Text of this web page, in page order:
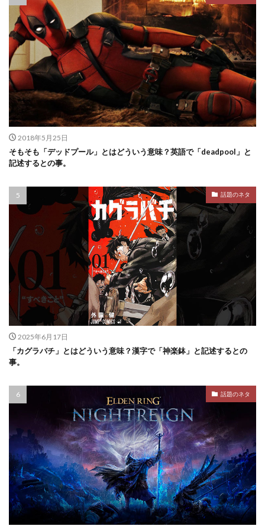
2018年5月25日
そもそも「デッドプール」とはどういう意味？英語で「deadpool」と
記述するとの事。
話題のネタ
2025年6月17日
「カグラバチ」とはどういう意味？漢字で「神楽鉢」と記述するとの
事。
話題のネタ